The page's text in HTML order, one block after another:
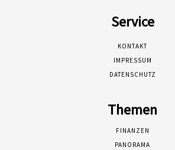
Service
KONTAKT
IMPRESSUM
DATENSCHUTZ
Themen
FINANZEN
PANORAMA